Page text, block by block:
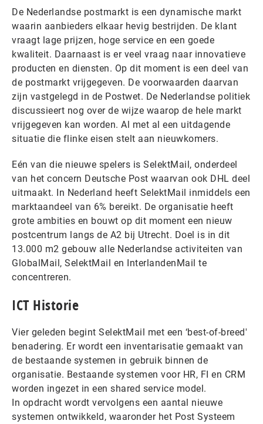
De Nederlandse postmarkt is een dynamische markt
waarin aanbieders elkaar hevig bestrijden. De klant
vraagt lage prijzen, hoge service en een goede
kwaliteit. Daarnaast is er veel vraag naar innovatieve
producten en diensten. Op dit moment is een deel van
de postmarkt vrijgegeven. De voorwaarden daarvan
zijn vastgelegd in de Postwet. De Nederlandse politiek
discussieert nog over de wijze waarop de hele markt
vrijgegeven kan worden. Al met al een uitdagende
situatie die flinke eisen stelt aan nieuwkomers.
Eén van die nieuwe spelers is SelektMail, onderdeel
van het concern Deutsche Post waarvan ook DHL deel
uitmaakt. In Nederland heeft SelektMail inmiddels een
marktaandeel van 6% bereikt. De organisatie heeft
grote ambities en bouwt op dit moment een nieuw
postcentrum langs de A2 bij Utrecht. Doel is in dit
13.000 m2 gebouw alle Nederlandse activiteiten van
GlobalMail, SelektMail en InterlandenMail te
concentreren.
ICT Historie
Vier geleden begint SelektMail met een ‘best-of-breed'
benadering. Er wordt een inventarisatie gemaakt van
de bestaande systemen in gebruik binnen de
organisatie. Bestaande systemen voor HR, FI en CRM
worden ingezet in een shared service model.
In opdracht wordt vervolgens een aantal nieuwe
systemen ontwikkeld, waaronder het Post Systeem